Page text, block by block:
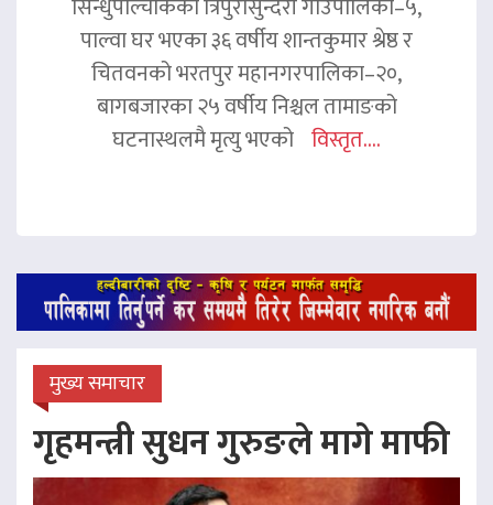
पाल्वा घर भएका ३६ वर्षीय शान्तकुमार श्रेष्ठ र
चितवनको भरतपुर महानगरपालिका–२०,
बागबजारका २५ वर्षीय निश्चल तामाङको
घटनास्थलमै मृत्यु भएको विस्तृत....
मुख्य समाचार
गृहमन्त्री सुधन गुरुङले मागे माफी